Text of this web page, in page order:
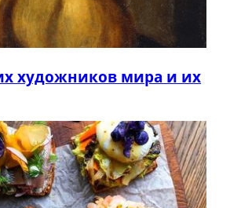
художников мира и их